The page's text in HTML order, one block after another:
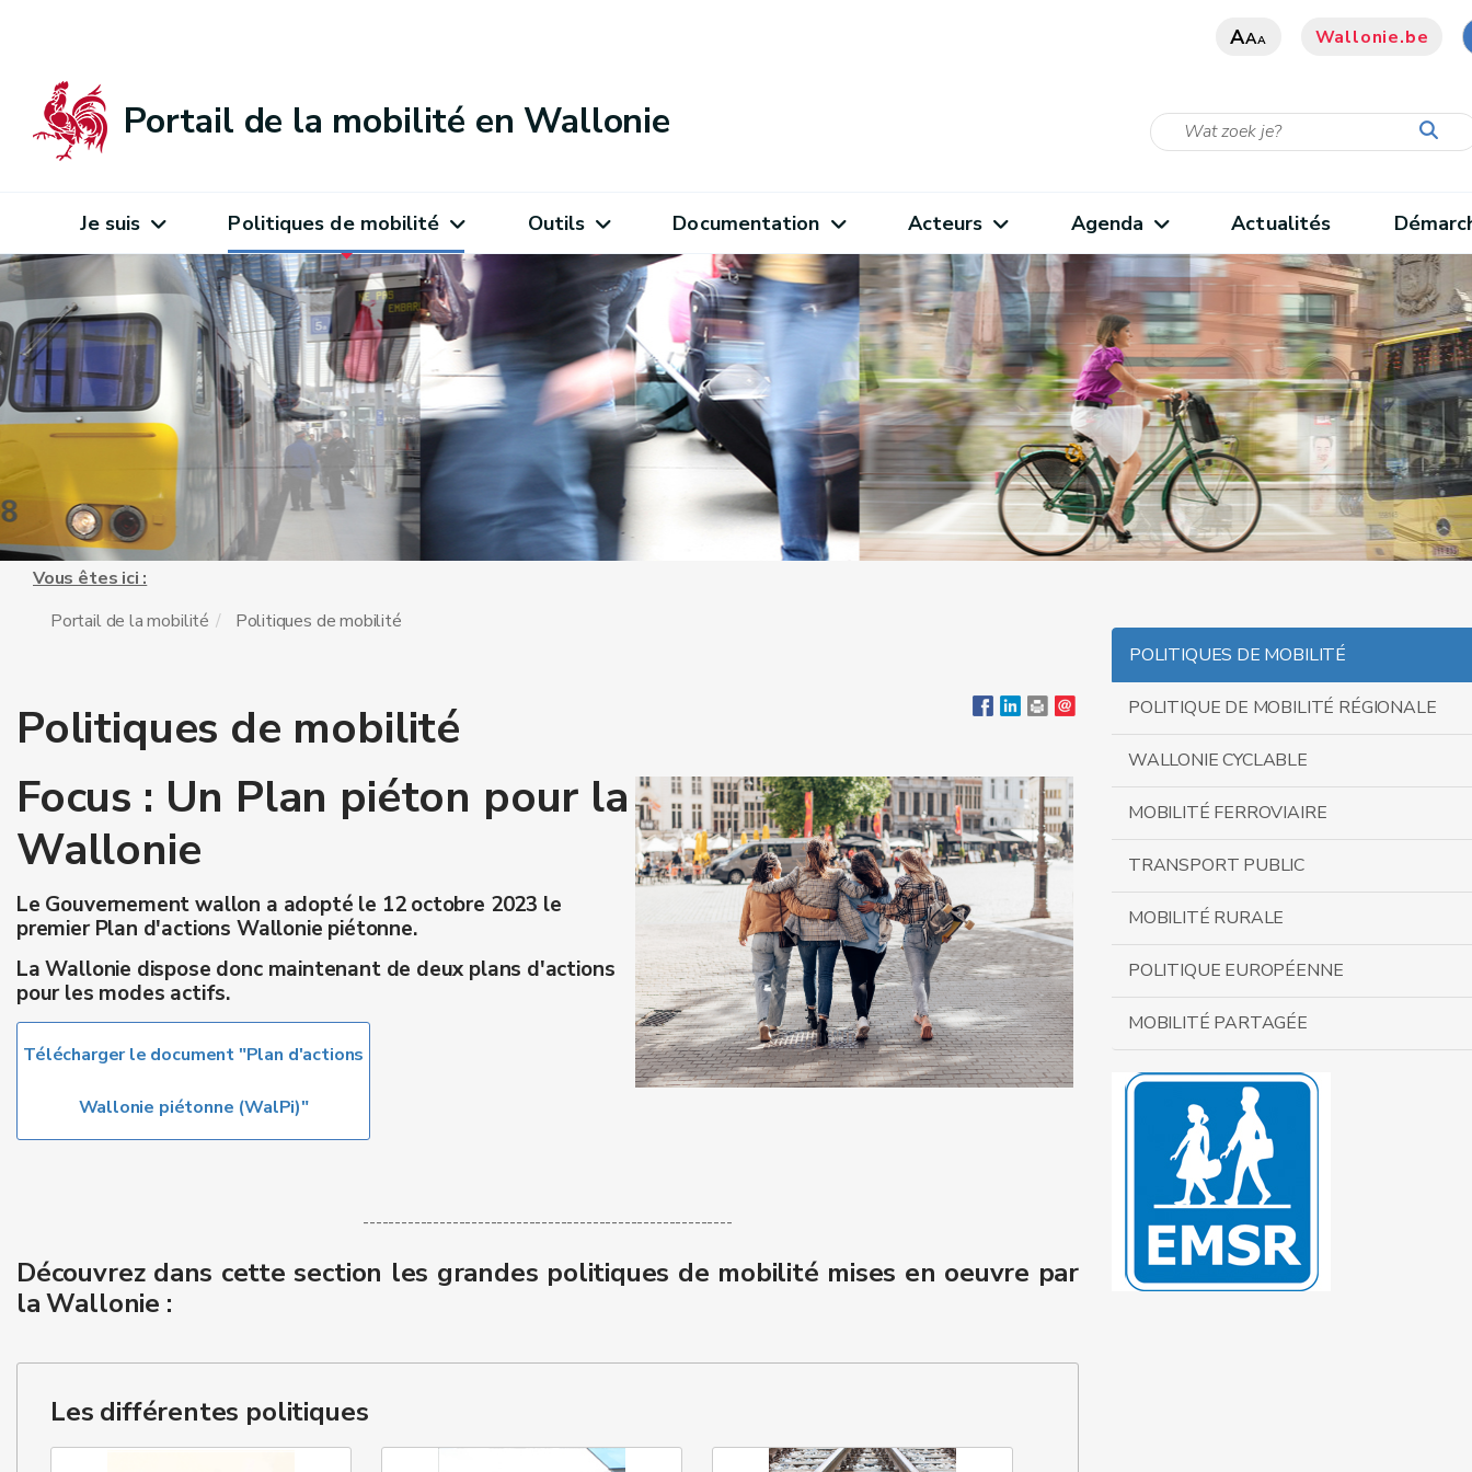
AAA Wallonie.be
Portail de la mobilité en Wallonie
Je suis Politiques de mobilité Outils Documentation Acteurs Agenda Actualités
Vous êtes ici :
Portail de la mobilité
Politiques de mobilité
Politiques de mobilité
Focus : Un Plan piéton pour la
Wallonie
Le Gouvernement wallon a adopté le 12 octobre 2023 le
premier Plan d'actions Wallonie piétonne.
La Wallonie dispose donc maintenant de deux plans d'actions
pour les modes actifs.
Télécharger le document "Plan d'actions
Wallonie piétonne (WalPi)"
----------------------------------------------------------
Découvrez dans cette section les grandes politiques de mobilité mises en oeuvre par
la Wallonie :
Les différentes politiques
POLITIQUES DE MOBILITÉ
POLITIQUE DE MOBILITÉ RÉGIONALE
WALLONIE CYCLABLE
MOBILITÉ FERROVIAIRE
TRANSPORT PUBLIC
MOBILITÉ RURALE
POLITIQUE EUROPÉENNE
MOBILITÉ PARTAGÉE